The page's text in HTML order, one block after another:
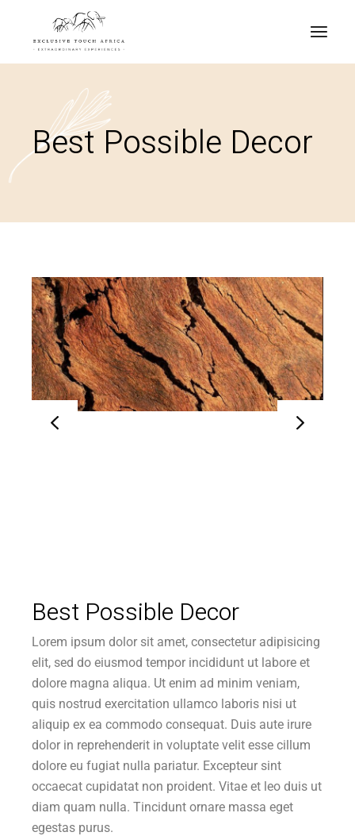
Best Possible Decor
Best Possible Decor
Lorem ipsum dolor sit amet, consectetur adipisicing
elit, sed do eiusmod tempor incididunt ut labore et
dolore magna aliqua. Ut enim ad minim veniam,
quis nostrud exercitation ullamco laboris nisi ut
aliquip ex ea commodo consequat. Duis aute irure
dolor in reprehenderit in voluptate velit esse cillum
dolore eu fugiat nulla pariatur. Excepteur sint
occaecat cupidatat non proident. Vitae et leo duis ut
diam quam nulla. Tincidunt ornare massa eget
egestas purus.